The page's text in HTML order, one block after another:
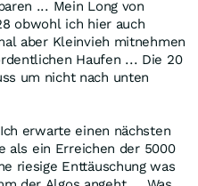
... Mein Long von
obwohl ich hier auch
aber Kleinvieh mitnehmen
Haufen ... Die 20
um nicht nach unten
erwarte einen nächsten
als ein Erreichen der 5000
riesige Enttäuschung was